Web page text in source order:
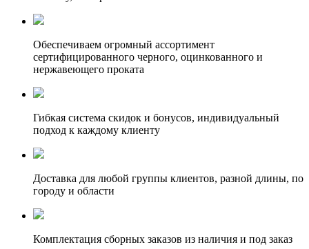
Обеспечиваем огромный ассортимент
сертифицированного черного, оцинкованного и
нержавеющего проката
Гибкая система скидок и бонусов, индивидуальный
подход к каждому клиенту
Доставка для любой группы клиентов, разной длины, по
городу и области
Комплектация сборных заказов из наличия и под заказ